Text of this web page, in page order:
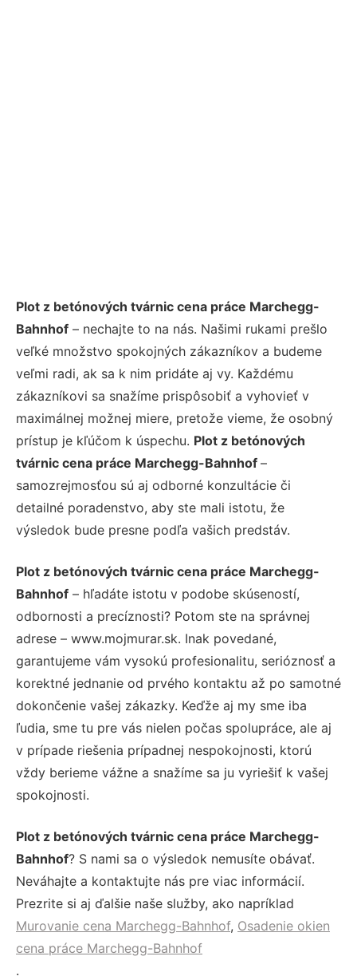
Plot z betónových tvárnic cena práce Marchegg-
Bahnhof – nechajte to na nás. Našimi rukami prešlo
veľké množstvo spokojných zákazníkov a budeme
veľmi radi, ak sa k nim pridáte aj vy. Každému
zákazníkovi sa snažíme prispôsobiť a vyhovieť v
maximálnej možnej miere, pretože vieme, že osobný
prístup je kľúčom k úspechu. Plot z betónových
tvárnic cena práce Marchegg-Bahnhof –
samozrejmosťou sú aj odborné konzultácie či
detailné poradenstvo, aby ste mali istotu, že
výsledok bude presne podľa vašich predstáv.
Plot z betónových tvárnic cena práce Marchegg-
Bahnhof – hľadáte istotu v podobe skúseností,
odbornosti a precíznosti? Potom ste na správnej
adrese – www.mojmurar.sk. Inak povedané,
garantujeme vám vysokú profesionalitu, serióznosť a
korektné jednanie od prvého kontaktu až po samotné
dokončenie vašej zákazky. Keďže aj my sme iba
ľudia, sme tu pre vás nielen počas spolupráce, ale aj
v prípade riešenia prípadnej nespokojnosti, ktorú
vždy berieme vážne a snažíme sa ju vyriešiť k vašej
spokojnosti.
Plot z betónových tvárnic cena práce Marchegg-
Bahnhof? S nami sa o výsledok nemusíte obávať.
Neváhajte a kontaktujte nás pre viac informácií.
Prezrite si aj ďalšie naše služby, ako napríklad
Murovanie cena Marchegg-Bahnhof, Osadenie okien
cena práce Marchegg-Bahnhof
.